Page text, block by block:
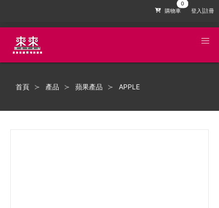
購物車 登入|註冊
首頁 產品 蘋果產品 APPLE